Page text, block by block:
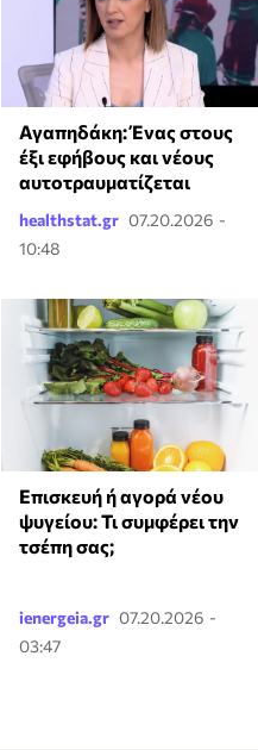
Αγαπηδάκη: Ένας στους
έξι εφήβους και νέους
αυτοτραυματίζεται
healthstat.gr 07.20.2026 -
10:48
Επισκευή ή αγορά νέου
ψυγείου: Τι συμφέρει την
τσέπη σας;
ienergeia.gr 07.20.2026 -
03:47